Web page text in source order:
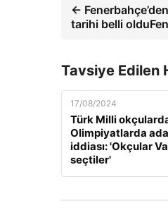
←
tarihi belli
Tavsiye Edilen
17/08/2024
Türk Milli
Olimpiyatlarda
iddiası: 'Okçular
seçtiler'